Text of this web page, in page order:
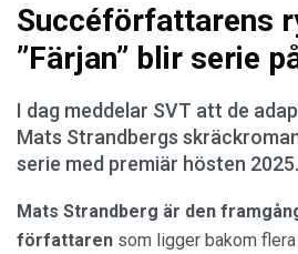
Succéförfattarens
”Färjan” blir serie
I dag meddelar SVT att de
Mats Strandbergs
serie med premiär hösten 2025.
Mats Strandberg är den
författaren som ligger bakom